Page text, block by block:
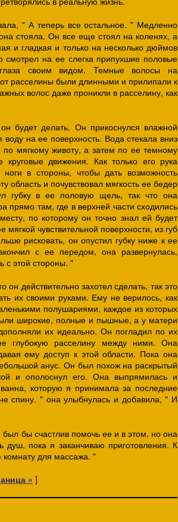
" А теперь все остальное. " Медленно
стояла. Он все еще стоял на коленях, а
и гладкая и только на несколько дюймов
смотрел на ее слегка припухшие половые
своим видом. Темные волосы на
расселины были длинными и прилипали к
волос даже проникли в расселину, как
будет делать. Он прикоснулся влажной
на ее поверхность. Вода стекала вниз
по мягкому животу, а затем по ее темному
движения. Как только его рука
в стороны, чтобы дать возможность
область и почувствовал мягкость ее бедер
губку в ее половую щель, так что она
прямо там, где в верхней части сходились
по которому он точно знал ей будет
чувствительной поверхности, из губ
рисковать, он опустил губку ниже к ее
с ее передом, она развернулась,
с этой стороны. "
действительно захотел сделать, так это
их своими руками. Ему не верилось, как
полушариями, каждое из которых
широкие, полные и пышные, а у матери
их идеально. Он погладил по их
глубокую расселину между ними. Она
ему доступ к этой области. Пока она
анус. Он был похож на раскрытый
и ополоснул его. Она выпрямилась и
которую я принимала за последние
спину. " она улыбнулась и добавила, " И
бы счастлив помочь ее и в этом, но она
пока я заканчиваю приготовления. К
комнату для массажа. "
» ]